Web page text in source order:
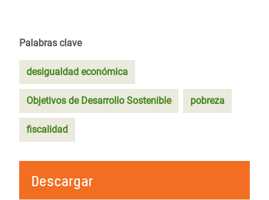
Palabras clave
desigualdad económica
Objetivos de Desarrollo Sostenible pobreza
fiscalidad
Descargar